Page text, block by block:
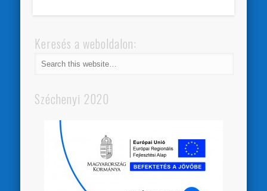
Keresés a weboldalon:
Széchenyi 2020